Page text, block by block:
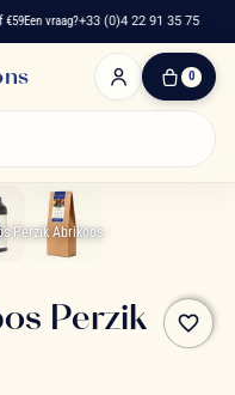
Een vraag?+33 (0)4 22 91 35 75
0
0
Perzik Abrikoos
favorite_border
Perzik